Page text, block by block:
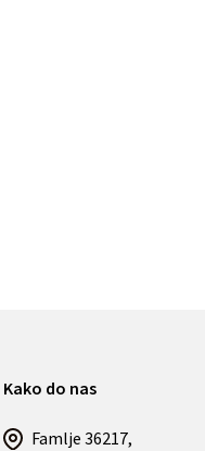
Kako do nas
Famlje 36217,